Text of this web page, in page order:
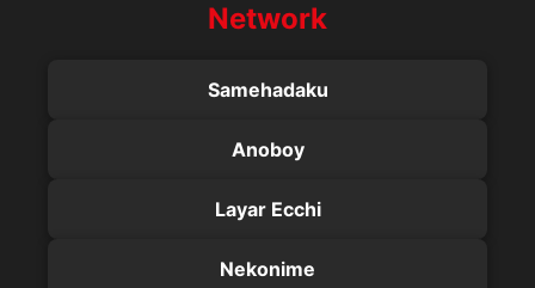
Network
Samehadaku
Anoboy
Layar Ecchi
Nekonime